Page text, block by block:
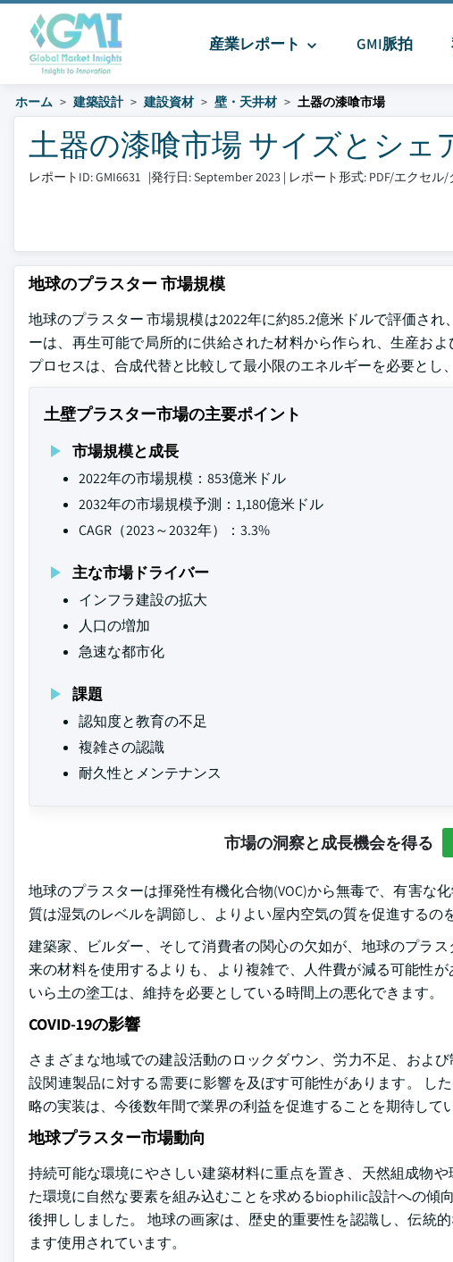
産業レポート GMI脈拍
ホーム 建築設計 建設資材 壁・天井材 土器の漆喰市場
土器の漆喰市場 サイズとシェ
レポートID: GMI6631 |発行日: September 2023 | レポート形式: PDF/エクセ
地球のプラスター 市場規模
地球のプラスター 市場規模は2022年に約85.2億米ドルで評価さ
ーは、再生可能で局所的に供給された材料から作られ、生産お
プロセスは、合成代替と比較して最小限のエネルギーを必要とし
土壁プラスター市場の主要ポイント
市場規模と成長
2022年の市場規模：853億米ドル
2032年の市場規模予測：1,180億米ドル
CAGR（2023～2032年）：3.3%
主な市場ドライバー
インフラ建設の拡大
人口の増加
急速な都市化
課題
認知度と教育の不足
複雑さの認識
耐久性とメンテナンス
市場の洞察と成長機会を得る
地球のプラスターは揮発性有機化合物(VOC)から無毒で、有害な
質は湿気のレベルを調節し、よりよい屋内空気の質を促進するの
建築家、ビルダー、そして消費者の関心の欠如が、地球のプラ
来の材料を使用するよりも、より複雑で、人件費が減る可能性
いら土の塗工は、維持を必要としている時間上の悪化できます。
COVID-19の影響
さまざまな地域での建設活動のロックダウン、労力不足、およ
設関連製品に対する需要に影響を及ぼす可能性があります。 し
略の実装は、今後数年間で業界の利益を促進することを期待してい
地球プラスター市場動向
持続可能な環境にやさしい建築材料に重点を置き、天然組成物
た環境に自然な要素を組み込むことを求めるbiophilic設計への
後押ししました。 地球の画家は、歴史的重要性を認識し、伝統
ます使用されています。